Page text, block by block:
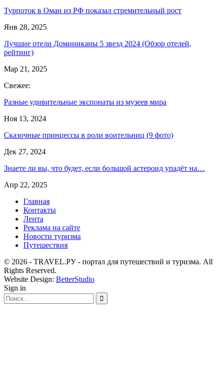
Турпоток в Оман из РФ показал стремительный рост
Янв 28, 2025
Лучшие отели Доминиканы 5 звезд 2024 (Обзор отелей,
рейтинг)
Мар 21, 2025
Свежее:
Разные удивительные экспонаты из музеев мира
Ноя 13, 2024
Сказочные принцессы в роли воительниц (9 фото)
Дек 27, 2024
Знаете ли вы, что будет, если большой астероид упадёт на…
Апр 22, 2025
Главная
Контакты
Лента
Реклама на сайте
Новости туризма
Путешествия
© 2026 - TRAVEL.РУ - портал для путешествий и туризма. All
Rights Reserved.
Website Design: BetterStudio
Sign in